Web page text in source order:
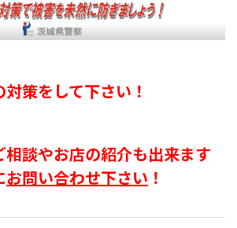
策をして下さい！
相談やお店の紹介も出来ます
お問い合わせ下さい ！